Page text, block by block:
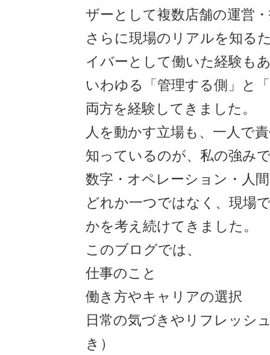
ザーとして複数店舗の運営
さらに現場のリアルを知る
イバーとして働いた経験も
いわゆる「管理する側」と
両方を経験してきました。
人を動かす立場も、一人で
知っているのが、私の強み
数字・オペレーション・人
どれか一つではなく、現場
かを考え続けてきました。
このブログでは、
仕事のこと
働き方やキャリアの選択
日常の気づきやリフレッシ
き）